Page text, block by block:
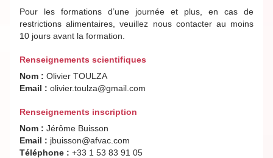
Pour les formations d’une journée et plus, en cas de
restrictions alimentaires, veuillez nous contacter au moins
10 jours avant la formation.
Renseignements scientifiques
Nom : Olivier TOULZA
Email : olivier.toulza@gmail.com
Renseignements inscription
Nom : Jérôme Buisson
Email : jbuisson@afvac.com
Téléphone : +33 1 53 83 91 05